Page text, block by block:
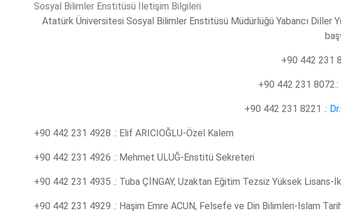
Sosyal Bilimler Enstitüsü İletişim Bilgileri
Atatürk Üniversitesi Sosyal Bilimler Enstitüsü Müdürlüğü Yabancı Diller
+90 442 231
+90 442 231 8072.:
+90 442 231 8221 .:
+90 442 231 4928 .: Elif ARICIOĞLU-Özel Kalem
+90 442 231 4926 .: Mehmet ULUĞ-Enstitü Sekreteri
+90 442 231 4935 .: Tuba ÇİNGAY, Uzaktan Eğitim Tezsiz Yüksek Lisans-
+90 442 231 4929 .: Haşim Emre ACUN, Felsefe ve Din Bilimleri-İslam